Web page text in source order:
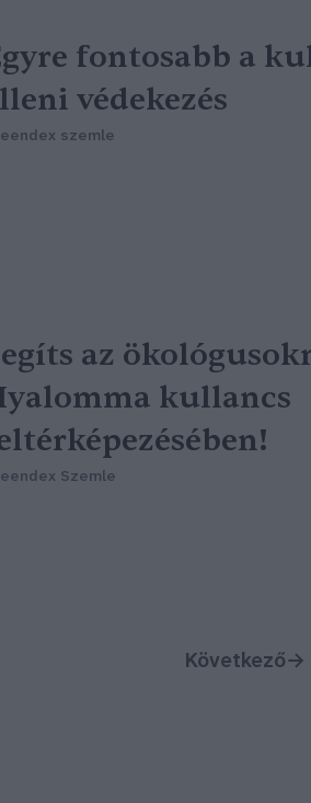
fontosabb a
védekezés
szemle
az
kullancs
Szemle
Következő→